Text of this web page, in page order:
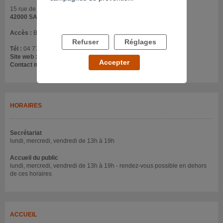
15 rue de la résistance
42000 SAINT ETIENNE
Accès : Bus / Tramway - arrêt Hôtel de Ville - Rez-de-chaussée
Tél : 04 77 41 66 99
Site web :
Contact mail :
HORAIRES
Secrétariat
lundi, mercredi, vendredi de 13h à 19h
Accueil du public
lundi, mercredi, vendredi de 13h à 19h - rendez-vous possible en dehors
de ces horaires
ACCUEIL
Refuser Réglages
Accepter